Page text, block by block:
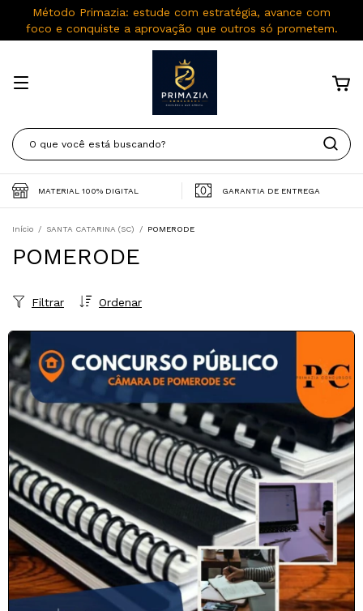
Método Primazia: estude com estratégia, avance com
foco e conquiste a aprovação que outros só prometem.
MATERIAL 100% DIGITAL GARANTIA DE ENTREGA
Início / SANTA CATARINA (SC) / POMERODE
POMERODE
Ordenar
Filtrar